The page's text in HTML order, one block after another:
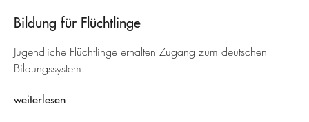
Bildung für Flüchtlinge
Jugendliche Flüchtlinge erhalten Zugang zum deutschen
Bildungssystem.
weiterlesen